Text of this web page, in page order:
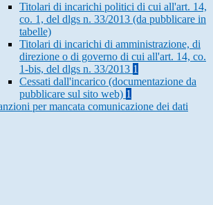
Titolari di incarichi politici di cui all'art. 14,
co. 1, del dlgs n. 33/2013 (da pubblicare in
tabelle)
Titolari di incarichi di amministrazione, di
direzione o di governo di cui all'art. 14, co.
1-bis, del dlgs n. 33/2013 1
Cessati dall'incarico (documentazione da
pubblicare sul sito web) 1
per mancata comunicazione dei dati